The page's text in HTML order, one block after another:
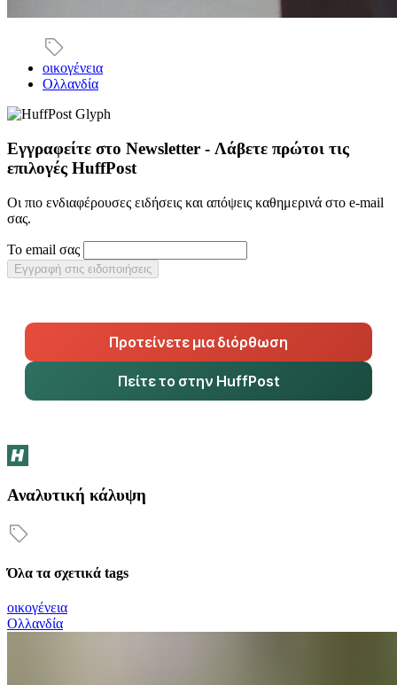
οικογένεια
Ολλανδία
Εγγραφείτε στο Newsletter - Λάβετε πρώτοι τις
επιλογές HuffPost
Οι πιο ενδιαφέρουσες ειδήσεις και απόψεις καθημερινά στο e-mail
σας.
Το email σας
Εγγραφή στις ειδοποιήσεις
Προτείνετε μια διόρθωση
Πείτε το στην HuffPost
Αναλυτική κάλυψη
Όλα τα σχετικά tags
οικογένεια
Ολλανδία